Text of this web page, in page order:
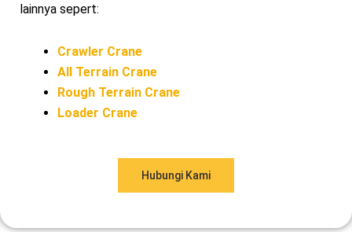
lainnya sepert:
Crawler Crane
All Terrain Crane
Rough Terrain Crane
Loader Crane
Hubungi Kami